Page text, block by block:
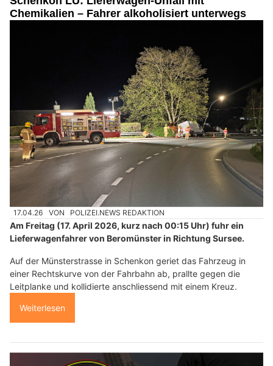
Chemikalien – Fahrer alkoholisiert unterwegs
17.04.26 VON POLIZEI.NEWS REDAKTION
Am Freitag (17. April 2026, kurz nach 00:15 Uhr) fuhr ein
Lieferwagenfahrer von Beromünster in Richtung Sursee.
Auf der Münsterstrasse in Schenkon geriet das Fahrzeug in
einer Rechtskurve von der Fahrbahn ab, prallte gegen die
Leitplanke und kollidierte anschliessend mit einem Kreuz.
Weiterlesen